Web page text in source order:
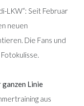
LKW“: Seit Februar
neuen
Die Fans und
Linie
aus